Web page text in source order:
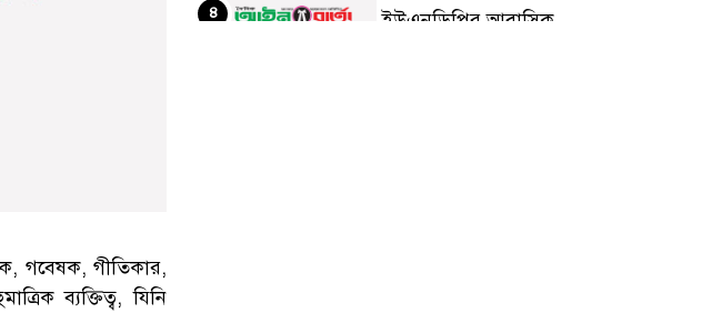
গবেষক, গীতিকার,
ব্যক্তিত্ব, যিনি
ইউএনডিপির আবাসিক
৪